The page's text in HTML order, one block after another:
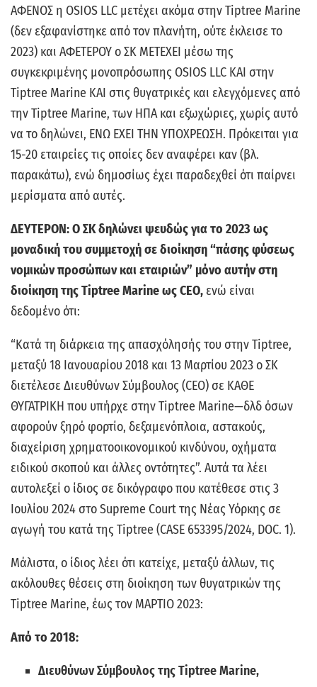
ΑΦΕΝΟΣ η OSIOS LLC μετέχει ακόμα στην Tiptree Marine
(δεν εξαφανίστηκε από τον πλανήτη, ούτε έκλεισε το
2023) και ΑΦΕΤΕΡΟΥ ο ΣΚ ΜΕΤΕΧΕΙ μέσω της
συγκεκριμένης μονοπρόσωπης OSIOS LLC ΚΑΙ στην
Tiptree Marine KAI στις θυγατρικές και ελεγχόμενες από
την Tiptree Marine, των ΗΠΑ και εξωχώριες, χωρίς αυτό
να το δηλώνει, ΕΝΩ ΕΧΕΙ ΤΗΝ ΥΠΟΧΡΕΩΣΗ. Πρόκειται για
15-20 εταιρείες τις οποίες δεν αναφέρει καν (βλ.
παρακάτω), ενώ δημοσίως έχει παραδεχθεί ότι παίρνει
μερίσματα από αυτές.
ΔΕΥΤΕΡΟΝ: Ο ΣΚ δηλώνει ψευδώς για το 2023 ως
μοναδική του συμμετοχή σε διοίκηση “πάσης φύσεως
νομικών προσώπων και εταιριών” μόνο αυτήν στη
διοίκηση της Tiptree Marine ως CEO, ενώ είναι
δεδομένο ότι:
“Κατά τη διάρκεια της απασχόλησής του στην Tiptree,
μεταξύ 18 Ιανουαρίου 2018 και 13 Μαρτίου 2023 ο ΣΚ
διετέλεσε Διευθύνων Σύμβουλος (CEO) σε ΚΑΘΕ
ΘΥΓΑΤΡΙΚΗ που υπήρχε στην Tiptree Marine—δλδ όσων
αφορούν ξηρό φορτίο, δεξαμενόπλοια, αστακούς,
διαχείριση χρηματοοικονομικού κινδύνου, oχήματα
ειδικού σκοπού και άλλες οντότητες”. Αυτά τα λέει
αυτολεξεί ο ίδιος σε δικόγραφο που κατέθεσε στις 3
Ιουλίου 2024 στο Supreme Court της Νέας Υόρκης σε
αγωγή του κατά της Tiptree (CASE 653395/2024, DOC. 1).
Μάλιστα, ο ίδιος λέει ότι κατείχε, μεταξύ άλλων, τις
ακόλουθες θέσεις στη διοίκηση των θυγατρικών της
Tiptree Marine, έως τον ΜΑΡΤΙΟ 2023:
Από το 2018:
Διευθύνων Σύμβουλος της Tiptree Marine,